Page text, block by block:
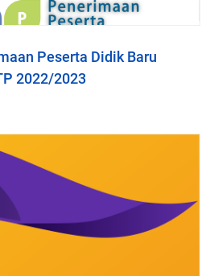
Peserta Didik Baru
2022/2023